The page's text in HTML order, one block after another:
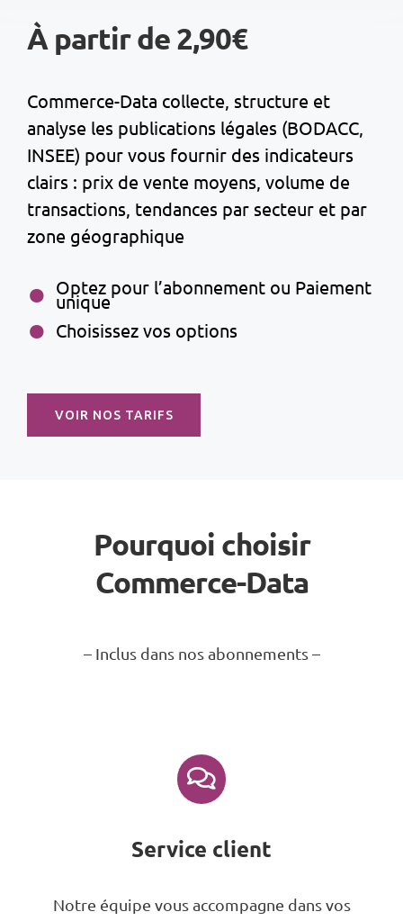
À partir de 2,90€
Commerce-Data collecte, structure et
analyse les publications légales (BODACC,
INSEE) pour vous fournir des indicateurs
clairs : prix de vente moyens, volume de
transactions, tendances par secteur et par
zone géographique
Optez pour l’abonnement ou Paiement
unique
Choisissez vos options
VOIR NOS TARIFS
Pourquoi choisir
Commerce-Data
– Inclus dans nos abonnements –
Service client
Notre équipe vous accompagne dans vos